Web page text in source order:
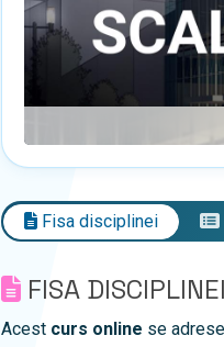
Fisa disciplinei
FISA DISCIPLINEI
Acest curs online se